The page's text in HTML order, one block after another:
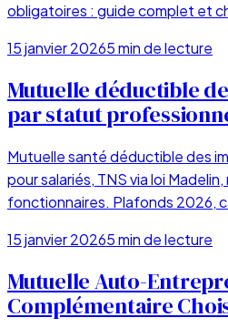
obligatoires : guide complet et
15 janvier 20265min de lecture
Mutuelle déductible
par statut
Mutuelle santé déductible des
pour salariés, TNS via loi
fonctionnaires. Plafonds 2026,
15 janvier 20265min de lecture
Mutuelle Auto-
Complémentaire